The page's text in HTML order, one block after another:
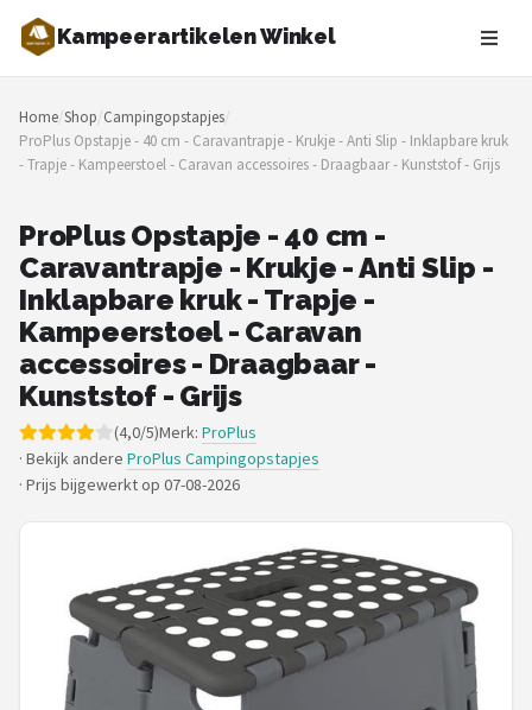
Kampeerartikelen Winkel
Zoeken
NAVIGATIE
Shop
Merken
Blog
Tenten
Slaapzakken
Slaapmatten
Koelboxen
POPULAIRE MERKEN
Intex
Home/Shop/Campingopstapjes/
ProPlus Opstapje - 40 cm - Caravantrapje - Krukje - Anti Slip - Inklapbare kruk
- Trapje - Kampeerstoel - Caravan accessoires - Draagbaar - Kunststof - Grijs
ProPlus Opstapje - 40 cm -
Caravantrapje - Krukje - Anti Slip -
Inklapbare kruk - Trapje -
Kampeerstoel - Caravan
accessoires - Draagbaar -
Kunststof - Grijs
(4,0/5)Merk: ProPlus
· Bekijk andere ProPlus Campingopstapjes
· Prijs bijgewerkt op 07-08-2026